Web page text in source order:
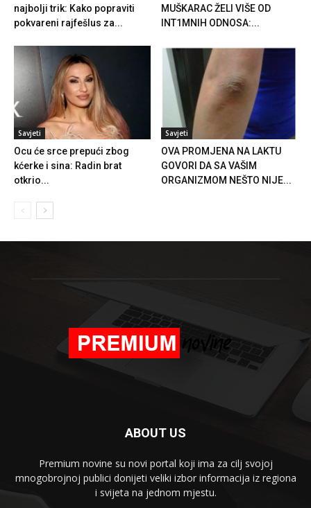
najbolji trik: Kako popraviti
pokvareni rajfešlus za...
MUŠKARAC ŽELI VIŠE OD
INT1MNIH ODNOSA:...
Savjeti
Ocu će srce prepući zbog
kćerke i sina: Radin brat
otkrio...
Savjeti
OVA PROMJENA NA LAKTU
GOVORI DA SA VAŠIM
ORGANIZMOM NEŠTO NIJE...
ABOUT US
Premium novine su novi portal koji ima za cilj svojoj
mnogobrojnoj publici donijeti veliki izbor informacija iz regiona
i svijeta na jednom mjestu.